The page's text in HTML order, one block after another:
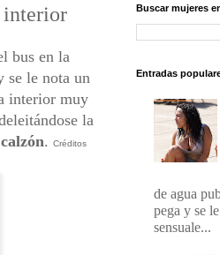
interior
bus en la
se le nota un
interior muy
la
. Créditos
Buscar mujeres
Entradas
de agua
pega y se
sensuale...